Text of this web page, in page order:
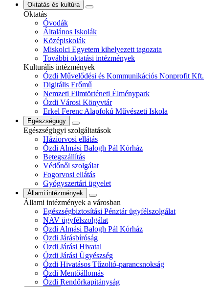
Oktatás és kultúra
Oktatás
Óvodák
Általános Iskolák
Középiskolák
Miskolci Egyetem kihelyezett tagozata
További oktatási intézmények
Kulturális intézmények
Ózdi Művelődési és Kommunikációs Nonprofit Kft.
Digitális Erőmű
Nemzeti Filmtörténeti Élménypark
Ózdi Városi Könyvtár
Erkel Ferenc Alapfokú Művészeti Iskola
Egészségügy
Egészségügyi szolgáltatások
Háziorvosi ellátás
Ózdi Almási Balogh Pál Kórház
Betegszállítás
Védőnői szolgálat
Fogorvosi ellátás
Gyógyszertári ügyelet
Állami intézmények
Állami intézmények a városban
Egészségbiztosítási Pénztár ügyfélszolgálat
NAV ügyfélszolgálat
Ózdi Almási Balogh Pál Kórház
Ózdi Járásbíróság
Ózdi Járási Hivatal
Ózdi Járási Ügyészség
Ózdi Hivatásos Tűzoltó-parancsnokság
Ózdi Mentőállomás
Ózdi Rendőrkapitányság